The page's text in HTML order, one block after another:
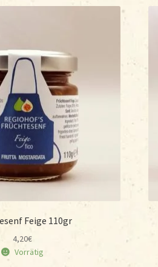
Feige 110gr
4,20€
Vorrätig